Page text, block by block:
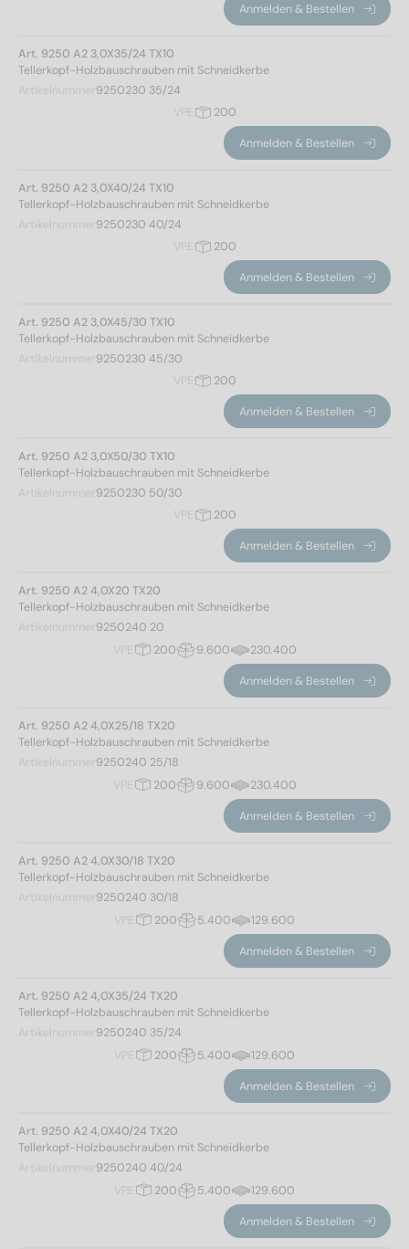
Anmelden & Bestellen
Art. 9250 A2 3,0X35/24 TX10
Tellerkopf-Holzbauschrauben mit Schneidkerbe
Artikelnummer 9250230 35/24
VPE
200
Anmelden & Bestellen
Art. 9250 A2 3,0X40/24 TX10
Tellerkopf-Holzbauschrauben mit Schneidkerbe
Artikelnummer 9250230 40/24
VPE
200
Anmelden & Bestellen
Art. 9250 A2 3,0X45/30 TX10
Tellerkopf-Holzbauschrauben mit Schneidkerbe
Artikelnummer 9250230 45/30
VPE
200
Anmelden & Bestellen
Art. 9250 A2 3,0X50/30 TX10
Tellerkopf-Holzbauschrauben mit Schneidkerbe
Artikelnummer 9250230 50/30
VPE
200
Anmelden & Bestellen
Art. 9250 A2 4,0X20 TX20
Tellerkopf-Holzbauschrauben mit Schneidkerbe
Artikelnummer 9250240 20
VPE
200 9.600 230.400
Anmelden & Bestellen
Art. 9250 A2 4,0X25/18 TX20
Tellerkopf-Holzbauschrauben mit Schneidkerbe
Artikelnummer 9250240 25/18
VPE
200 9.600 230.400
Anmelden & Bestellen
Art. 9250 A2 4,0X30/18 TX20
Tellerkopf-Holzbauschrauben mit Schneidkerbe
Artikelnummer 9250240 30/18
VPE
200 5.400 129.600
Anmelden & Bestellen
Art. 9250 A2 4,0X35/24 TX20
Tellerkopf-Holzbauschrauben mit Schneidkerbe
Artikelnummer 9250240 35/24
VPE
200 5.400 129.600
Anmelden & Bestellen
Art. 9250 A2 4,0X40/24 TX20
Tellerkopf-Holzbauschrauben mit Schneidkerbe
Artikelnummer 9250240 40/24
VPE
200 5.400 129.600
Anmelden & Bestellen